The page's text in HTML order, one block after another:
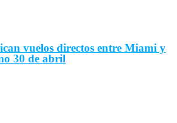
vuelos directos entre Miami y
30 de abril